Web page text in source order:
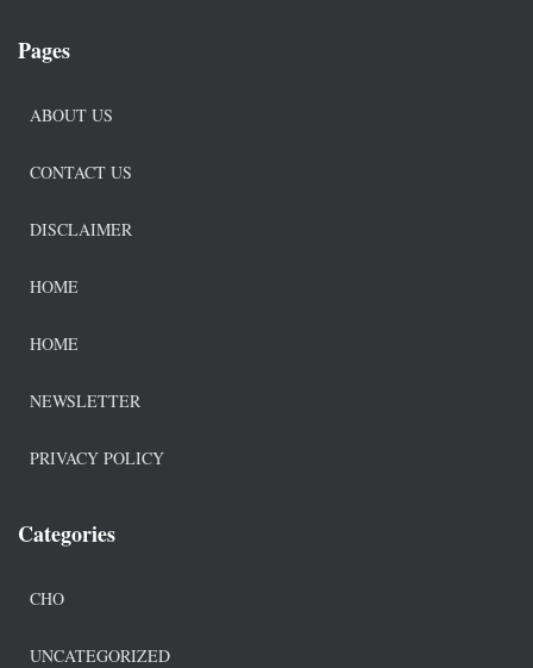
Pages
ABOUT US
CONTACT US
DISCLAIMER
HOME
HOME
NEWSLETTER
PRIVACY POLICY
Categories
CHO
UNCATEGORIZED